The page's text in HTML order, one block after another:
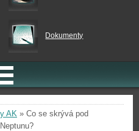
Dokumenty
AK » Co se skrývá pod